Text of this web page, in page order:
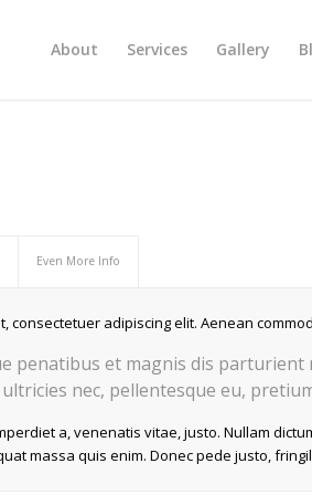
About Services Gallery
Even More Info
consectetuer adipiscing elit. Aenean
penatibus et magnis dis parturient
nec, pellentesque eu,
a, venenatis vitae, justo. Nullam
massa quis enim. Donec pede justo,